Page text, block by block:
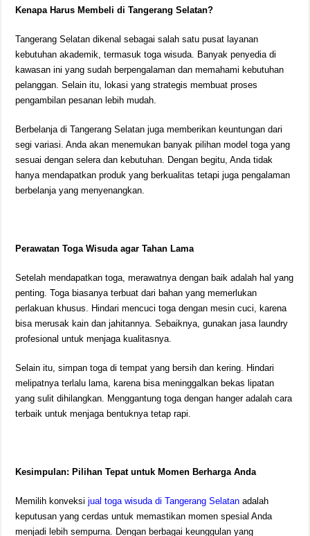
Kenapa Harus Membeli di Tangerang Selatan?
Tangerang Selatan dikenal sebagai salah satu pusat layanan
kebutuhan akademik, termasuk toga wisuda. Banyak penyedia di
kawasan ini yang sudah berpengalaman dan memahami kebutuhan
pelanggan. Selain itu, lokasi yang strategis membuat proses
pengambilan pesanan lebih mudah.
Berbelanja di Tangerang Selatan juga memberikan keuntungan dari
segi variasi. Anda akan menemukan banyak pilihan model toga yang
sesuai dengan selera dan kebutuhan. Dengan begitu, Anda tidak
hanya mendapatkan produk yang berkualitas tetapi juga pengalaman
berbelanja yang menyenangkan.
Perawatan Toga Wisuda agar Tahan Lama
Setelah mendapatkan toga, merawatnya dengan baik adalah hal yang
penting. Toga biasanya terbuat dari bahan yang memerlukan
perlakuan khusus. Hindari mencuci toga dengan mesin cuci, karena
bisa merusak kain dan jahitannya. Sebaiknya, gunakan jasa laundry
profesional untuk menjaga kualitasnya.
Selain itu, simpan toga di tempat yang bersih dan kering. Hindari
melipatnya terlalu lama, karena bisa meninggalkan bekas lipatan
yang sulit dihilangkan. Menggantung toga dengan hanger adalah cara
terbaik untuk menjaga bentuknya tetap rapi.
Kesimpulan: Pilihan Tepat untuk Momen Berharga Anda
Memilih konveksijual toga wisuda di Tangerang Selatan adalah
keputusan yang cerdas untuk memastikan momen spesial Anda
menjadi lebih sempurna. Dengan berbagai keunggulan yang